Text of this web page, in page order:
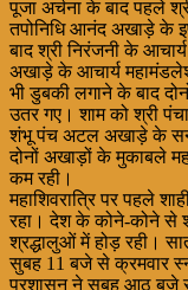
पूजा अर्चना के बाद पहले
तपोनिधि आनंद अखाड़े के
बाद श्री निरंजनी के
अखाड़े के आचार्य
भी डुबकी लगाने के बाद
उतर गए। शाम को श्री
शंभू पंच अटल अखाड़े के
दोनों अखाड़ों के मुकाबले
कम रही।
महाशिवरात्रि पर पहले
रहा। देश के कोने-कोने से
श्रद्धालुओं में होड़ रही।
सुबह 11 बजे से क्रमवार
प्रशासन ने सुबह आठ बजे से